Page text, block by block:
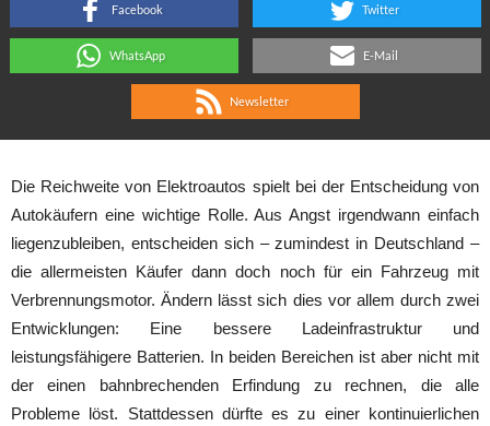
Facebook Twitter
WhatsApp E-Mail
Newsletter
Die Reichweite von Elektroautos spielt bei der Entscheidung von
Autokäufern eine wichtige Rolle. Aus Angst irgendwann einfach
liegenzubleiben, entscheiden sich – zumindest in Deutschland –
die allermeisten Käufer dann doch noch für ein Fahrzeug mit
Verbrennungsmotor. Ändern lässt sich dies vor allem durch zwei
Entwicklungen: Eine bessere Ladeinfrastruktur und
leistungsfähigere Batterien. In beiden Bereichen ist aber nicht mit
der einen bahnbrechenden Erfindung zu rechnen, die alle
Probleme löst. Stattdessen dürfte es zu einer kontinuierlichen